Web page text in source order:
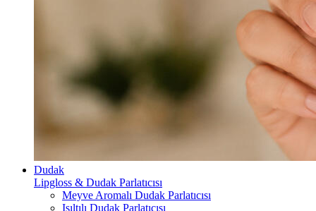
Dudak
Lipgloss & Dudak Parlatıcısı
Meyve Aromalı Dudak Parlatıcısı
Işıltılı Dudak Parlatıcısı